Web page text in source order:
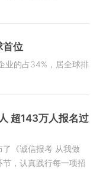
首位
业的占34%，居全球排
超143万人报名过
《诚信报考 从我做
，认真践行每一项招